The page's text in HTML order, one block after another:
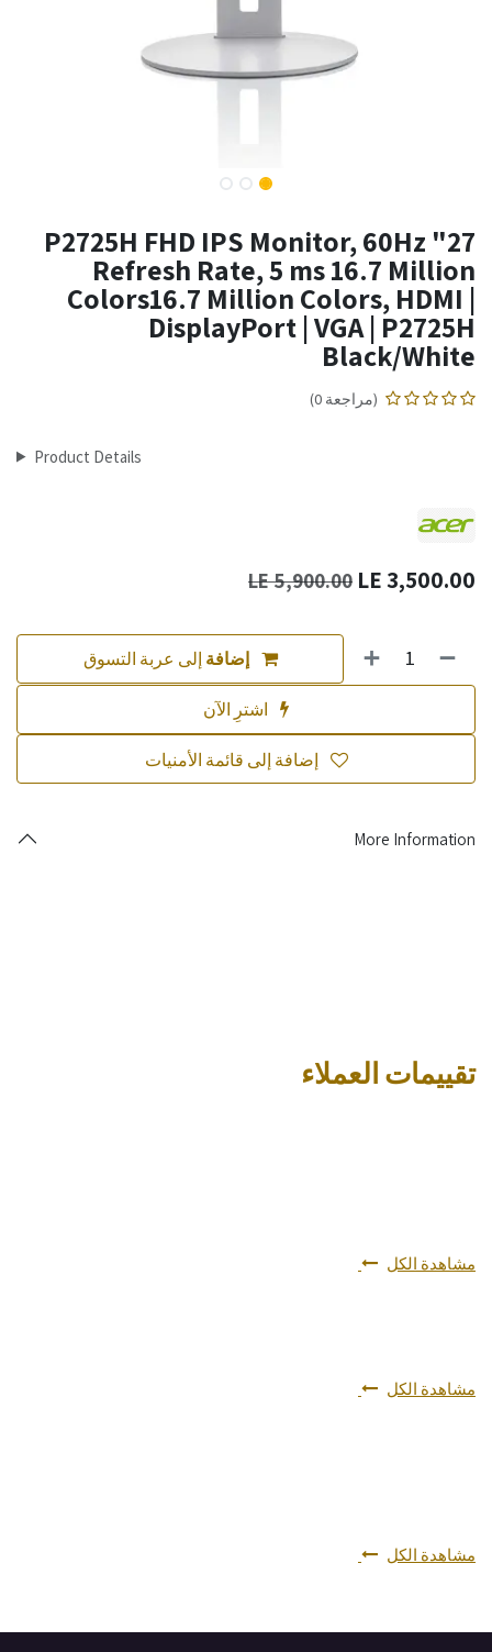
27" P2725H FHD IPS Monitor, 60Hz
Refresh Rate, 5 ms 16.7 Million
Colors16.7 Million Colors, HDMI |
DisplayPort | VGA | P2725H
Black/White
(مراجعة 0)
Product Details
3,500.00
5,900.00
LE
إضافة إلى عربة التسوق
إضافة إلى قائمة الأمنيات
More Information
تقييمات العملاء
مشاهدة الكل
مشاهدة الكل
مشاهدة الكل